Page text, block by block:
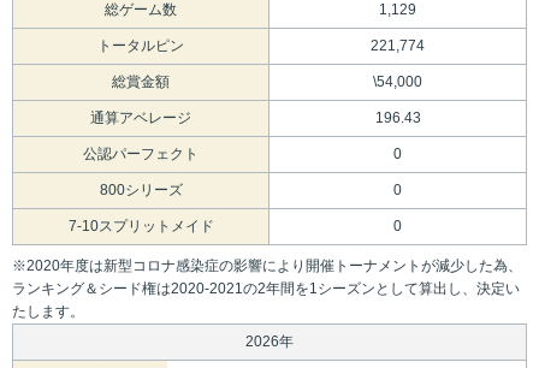
総ゲーム数 1,129
トータルピン 221,774
総賞金額 \54,000
通算アベレージ 196.43
公認パーフェクト 0
800シリーズ 0
7-10スプリットメイド 0
※2020年度は新型コロナ感染症の影響により開催トーナメントが減少した為、
ランキング＆シード権は2020-2021の2年間を1シーズンとして算出し、決定い
たします。
2026年